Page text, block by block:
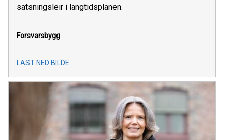
satsningsleir i langtidsplanen.
Forsvarsbygg
LAST NED BILDE